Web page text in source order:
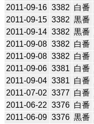
2011-09-16 3382 白番
2011-09-15 3382 黒番
2011-09-14 3382 黒番
2011-09-08 3382 白番
2011-09-08 3382 白番
2011-09-06 3381 白番
2011-09-04 3381 白番
2011-07-02 3377 白番
2011-06-22 3376 白番
2011-06-09 3376 黒番